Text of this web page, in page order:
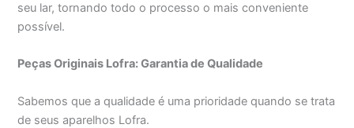
seu lar, tornando todo o processo o mais conveniente
possível.
Peças Originais Lofra: Garantia de Qualidade
Sabemos que a qualidade é uma prioridade quando se trata
de seus aparelhos Lofra.